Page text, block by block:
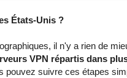
États-Unis ?
il n'y a rien de
VPN répartis dans
pouvez suivre ces étapes